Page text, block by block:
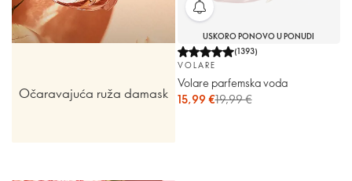
Očaravajuća ruža damask
USKORO PONOVO U PONUDI
(1393)
VOLARE
Volare parfemska voda
15,99 €19,99 €